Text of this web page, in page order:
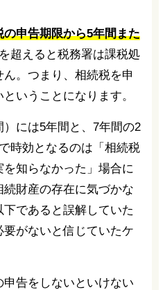
申告期限から5年間また
超えると税務署は課税処
。つまり、相続税を申
いうことになります。
には5年間と、7年間の2
時効となるのは「相続税
知らなかった」場合に
財産の存在に気づかな
であると誤解していた
がないと信じていたケ
告をしないといけない